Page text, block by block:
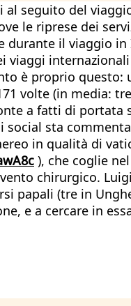
seguito del
le riprese dei
durante il viaggio
è proprio questo:
volte (in media:
a fatti di
sta
in qualità di
), che coglie
chirurgico.
papali (tre in
e a cercare in